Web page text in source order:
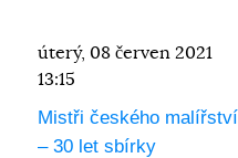
úterý, 08 červen 2021
13:15
Mistři českého malířství
– 30 let sbírky